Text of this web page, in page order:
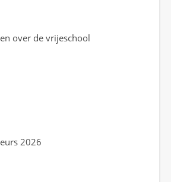
over de vrijeschool
2026